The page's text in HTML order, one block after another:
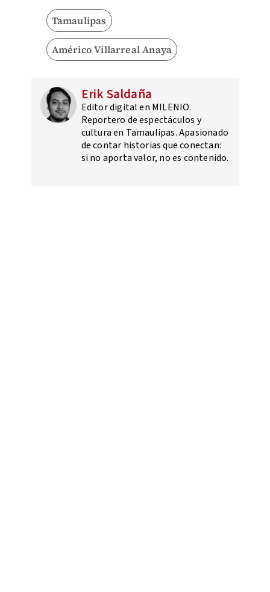
Tamaulipas
Américo Villarreal Anaya
Erik Saldaña
Editor digital en MILENIO.
Reportero de espectáculos y
cultura en Tamaulipas. Apasionado
de contar historias que conectan:
si no aporta valor, no es contenido.